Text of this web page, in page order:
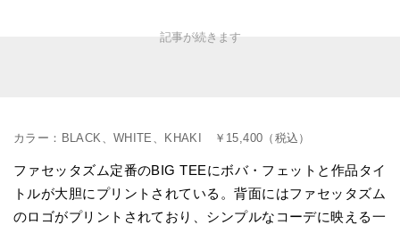
カラー：BLACK、WHITE、KHAKI ￥15,400（税込）
ファセッタズム定番のBIG TEEにボバ・フェットと作品タイ
トルが大胆にプリントされている。背面にはファセッタズム
のロゴがプリントされており、シンプルなコーデに映える一